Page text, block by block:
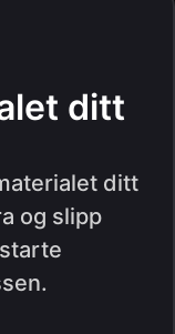
ditt
ditt
og slipp